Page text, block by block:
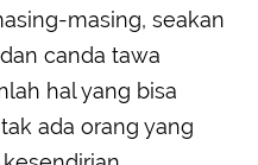
masing, seakan
canda tawa
hal yang bisa
ada orang yang